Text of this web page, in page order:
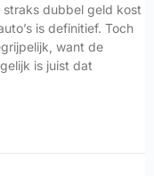
dubbel geld kost
is definitief. Toch
want de
is juist dat